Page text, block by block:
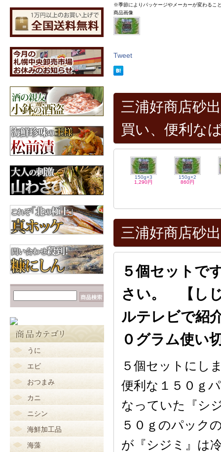
※季節によりパッケージやメーカーが変わるこ
商品画像
Tweet
三浦好商店砂
買い、便利な
150g×3
1,290円
150g×2
860円
三浦好商店砂
５個セットで
さい。 【し
ルテレビで紹
０グラム使い
５個セットにし
便利な１５０ｇ
なっていた『シ
５０ｇのパック
が『シジミ』は
ズワイガニ ビードロ
カット 1kg
3,400円
り】みちのく松前
4,800円
【特大2キロ入り】業務
用ホッキ貝サラダ
4,900円
【数の子だらけ☆】み
ちのく松前
3,600円
昆布
【カニが安いゾ
ッ！！】毛ガニ 660g前
後×2尾
6,960円
うに
エビ
おつまみ
カニ
ニシン
海鮮加工品
海藻